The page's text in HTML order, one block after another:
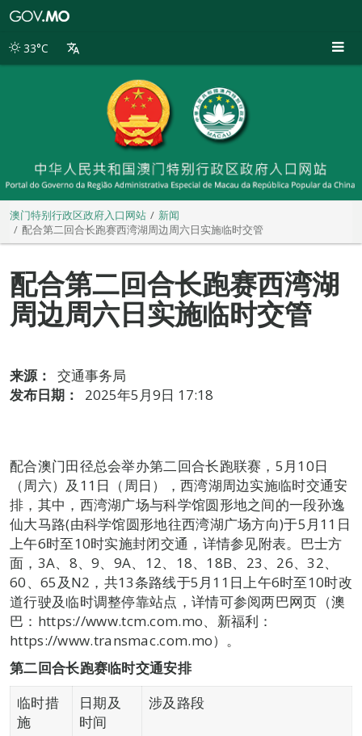
别
33°C
澳门特别行政区政府入口网站
新闻
配合第二回合长跑赛西湾湖周边周六日实施临时交管
配合第二回合长跑赛西湾湖
周边周六日实施临时交管
来源：
交通事务局
发布日期：
2025年5月9日 17:18
配合澳门田径总会举办第二回合长跑联赛，5月10日
（周六）及11日（周日），西湾湖周边实施临时交通安
排，其中，西湾湖广场与科学馆圆形地之间的一段孙逸
仙大马路(由科学馆圆形地往西湾湖广场方向)于5月11日
上午6时至10时实施封闭交通，详情参见附表。巴士方
面，3A、8、9、9A、12、18、18B、23、26、32、
60、65及N2，共13条路线于5月11日上午6时至10时改
道行驶及临时调整停靠站点，详情可参阅两巴网页（澳
巴：https://www.tcm.com.mo、新福利：
https://www.transmac.com.mo）。
第二回合长跑赛临时交通安排
临时措
施
日期及
时间
涉及路段